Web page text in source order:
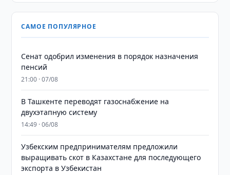
САМОЕ ПОПУЛЯРНОЕ
Сенат одобрил изменения в порядок назначения
пенсий
21:00 · 07/08
В Ташкенте переводят газоснабжение на
двухэтапную систему
14:49 · 06/08
Узбекским предпринимателям предложили
выращивать скот в Казахстане для последующего
экспорта в Узбекистан